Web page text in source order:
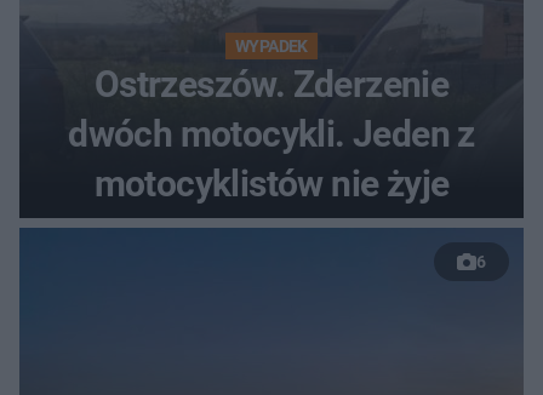
WYPADEK
Ostrzeszów. Zderzenie
dwóch motocykli. Jeden z
motocyklistów nie żyje
6